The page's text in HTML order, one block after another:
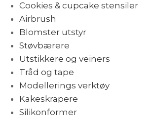
Cookies & cupcake stensiler
Airbrush
Blomster utstyr
Støvbærere
Utstikkere og veiners
Tråd og tape
Modellerings verktøy
Kakeskrapere
Silikonformer